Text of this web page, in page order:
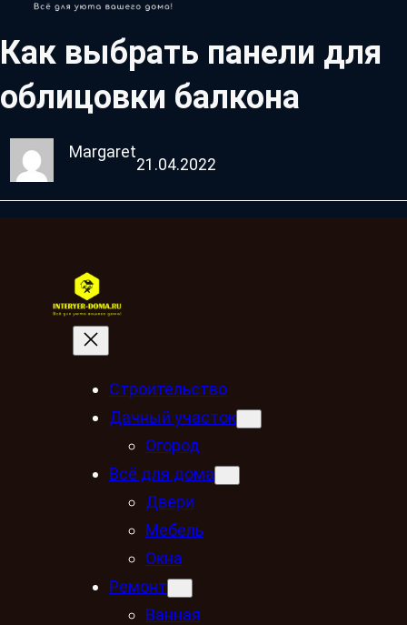
Как выбрать панели для
облицовки балкона
Margaret
21.04.2022
Строительство
Дачный участок
Огород
Всё для дома
Двери
Мебель
Окна
Ремонт
Ванная